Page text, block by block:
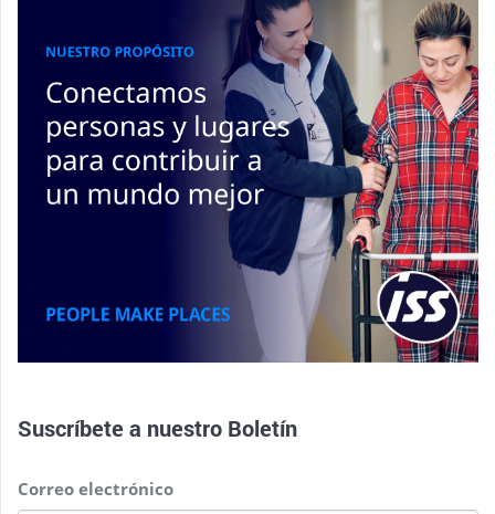
Suscríbete a nuestro Boletín
Correo electrónico